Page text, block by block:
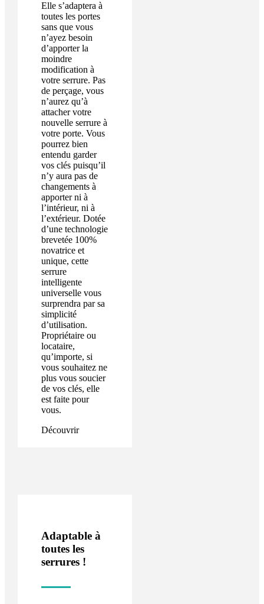
Elle s’adaptera à
toutes les portes
sans que vous
n’ayez besoin
d’apporter la
moindre
modification à
votre serrure. Pas
de perçage, vous
n’aurez qu’à
attacher votre
nouvelle serrure à
votre porte. Vous
pourrez bien
entendu garder
vos clés puisqu’il
n’y aura pas de
changements à
apporter ni à
l’intérieur, ni à
l’extérieur. Dotée
d’une technologie
brevetée 100%
novatrice et
unique, cette
serrure
intelligente
universelle vous
surprendra par sa
simplicité
d’utilisation.
Propriétaire ou
locataire,
qu’importe, si
vous souhaitez ne
plus vous soucier
de vos clés, elle
est faite pour
vous.
Découvrir
Adaptable à
toutes les
serrures !